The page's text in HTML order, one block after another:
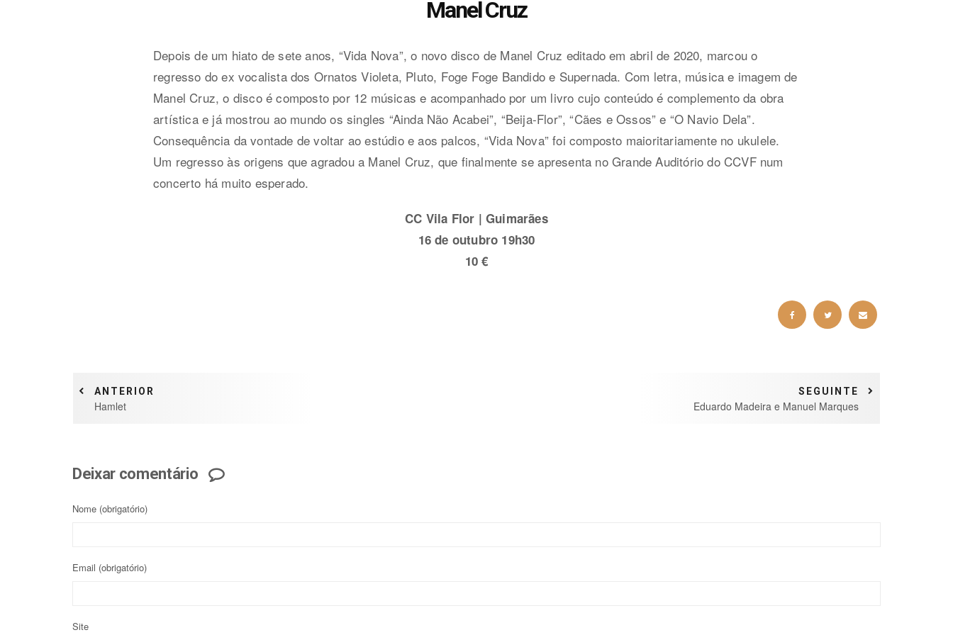
Manel Cruz
Depois de um hiato de sete anos, “Vida Nova”, o novo disco de Manel Cruz editado em abril de 2020, marcou o
regresso do ex vocalista dos Ornatos Violeta, Pluto, Foge Foge Bandido e Supernada. Com letra, música e imagem de
Manel Cruz, o disco é composto por 12 músicas e acompanhado por um livro cujo conteúdo é complemento da obra
artística e já mostrou ao mundo os singles “Ainda Não Acabei”, “Beija-Flor”, “Cães e Ossos” e “O Navio Dela”.
Consequência da vontade de voltar ao estúdio e aos palcos, “Vida Nova” foi composto maioritariamente no ukulele.
Um regresso às origens que agradou a Manel Cruz, que finalmente se apresenta no Grande Auditório do CCVF num
concerto há muito esperado.
CC Vila Flor | Guimarães
16 de outubro 19h30
10 €
ANTERIOR
Hamlet
SEGUINTE
Eduardo Madeira e Manuel Marques
Deixar comentário
Nome (obrigatório)
Email (obrigatório)
Site